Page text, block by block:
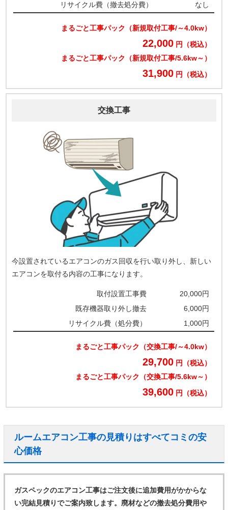
リサイクル費（撤去処分費）
なし
まるごと工事パック（新規取付工事/～4.0kw）
22,000 円（税込）
まるごと工事パック（新規取付工事/5.6kw～）
31,900 円（税込）
交換工事
今設置されているエアコンのガス回収を行い取り外し、新しい
エアコンを取付る内容の工事になります。
取付設置工事費
20,000円
既存機器取り外し撤去
6,000円
リサイクル費（処分費）
1,000円
まるごと工事パック（交換工事/～4.0kw）
29,700 円（税込）
まるごと工事パック（交換工事/5.6kw～）
39,600 円（税込）
ルームエアコン工事の見積りはすべてコミの安
心価格
ガスペックのエアコン工事はご注文後に追加費用がかからな
い完結見積りでご案内致します。廃材などの撤去処分費用や